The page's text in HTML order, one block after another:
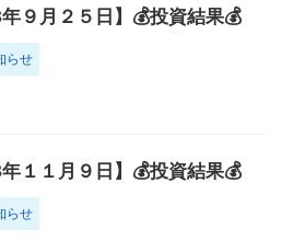
９月２５日】💰投資結果💰
らせ
１１月９日】💰投資結果💰
らせ